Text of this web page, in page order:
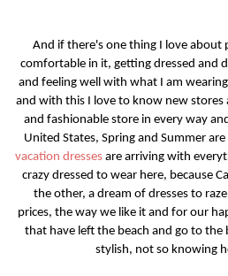
And if there's one thing I love about
comfortable in it, getting dressed and
and feeling well with what I am
and with this I love to know new
and fashionable store in every way
United States, Spring and Summer
vacation dresses are arriving with
crazy dressed to wear here, because
the other, a dream of dresses to
prices, the way we like it and for our
that have left the beach and go to
stylish, not so knowing